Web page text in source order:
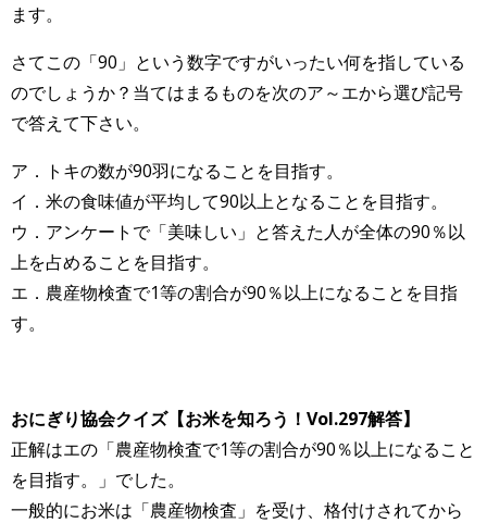
ます。
さてこの「90」という数字ですがいったい何を指している
のでしょうか？当てはまるものを次のア～エから選び記号
で答えて下さい。
ア．トキの数が90羽になることを目指す。
イ．米の食味値が平均して90以上となることを目指す。
ウ．アンケートで「美味しい」と答えた人が全体の90％以
上を占めることを目指す。
エ．農産物検査で1等の割合が90％以上になることを目指
す。
おにぎり協会クイズ【お米を知ろう！Vol.297解答】
正解はエの「農産物検査で1等の割合が90％以上になること
を目指す。」でした。
一般的にお米は「農産物検査」を受け、格付けされてから